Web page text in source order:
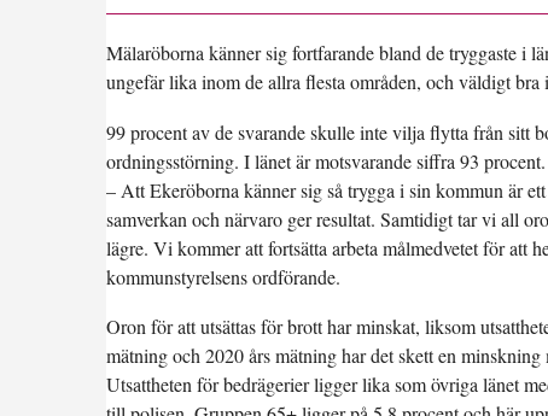
Mälaröborna känner sig fortfarande bland de tryggaste i
ungefär lika inom de allra flesta områden, och väldigt bra
99 procent av de svarande skulle inte vilja flytta från sitt
ordningsstörning. I länet är motsvarande siffra 93 procent.
– Att Ekeröborna känner sig så trygga i sin kommun är
samverkan och närvaro ger resultat. Samtidigt tar vi all
lägre. Vi kommer att fortsätta arbeta målmedvetet för att
kommunstyrelsens ordförande.
Oron för att utsättas för brott har minskat, liksom
mätning och 2020 års mätning har det skett en minskning
Utsattheten för bedrägerier ligger lika som övriga länet